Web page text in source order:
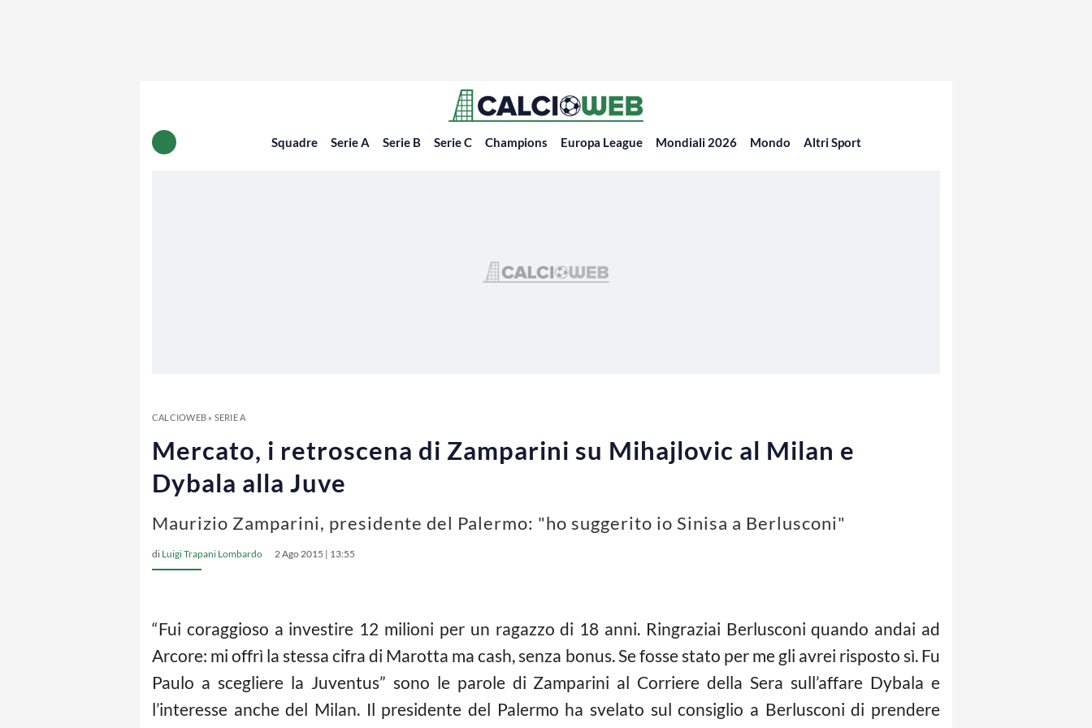
Squadre Serie A Serie B Serie C Champions Europa League Mondiali 2026 Mondo Altri Sport
CALCIOWEB» SERIE A
Mercato, i retroscena di Zamparini su Mihajlovic al Milan e
Dybala alla Juve
Maurizio Zamparini, presidente del Palermo: "ho suggerito io Sinisa a Berlusconi"
di Luigi Trapani Lombardo 2 Ago 2015 | 13:55
“Fui coraggioso a investire 12 milioni per un ragazzo di 18 anni. Ringraziai Berlusconi quando andai ad
Arcore: mi offrì la stessa cifra di Marotta ma cash, senza bonus. Se fosse stato per me gli avrei risposto sì. Fu
Paulo a scegliere la Juventus” sono le parole di Zamparini al Corriere della Sera sull’affare Dybala e
l’interesse anche del Milan. Il presidente del Palermo ha svelato sul consiglio a Berlusconi di prendere